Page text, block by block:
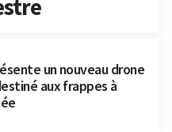
un nouveau drone
aux frappes à